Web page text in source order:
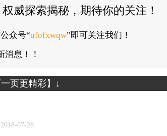
权威探索揭秘，期待你的关注！
众号“ufofxwqw”即可关注我们！
消息！！
页更精彩】↓
2018-07-28